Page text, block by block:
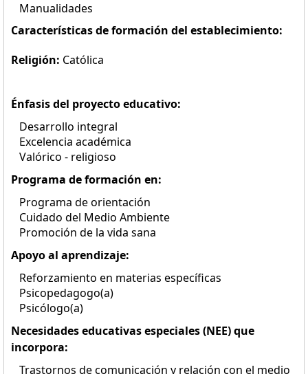
Manualidades
Características de formación del establecimiento:
Religión: Católica
Énfasis del proyecto educativo:
Desarrollo integral
Excelencia académica
Valórico - religioso
Programa de formación en:
Programa de orientación
Cuidado del Medio Ambiente
Promoción de la vida sana
Apoyo al aprendizaje:
Reforzamiento en materias específicas
Psicopedagogo(a)
Psicólogo(a)
Necesidades educativas especiales (NEE) que
incorpora:
Trastornos de comunicación y relación con el medio